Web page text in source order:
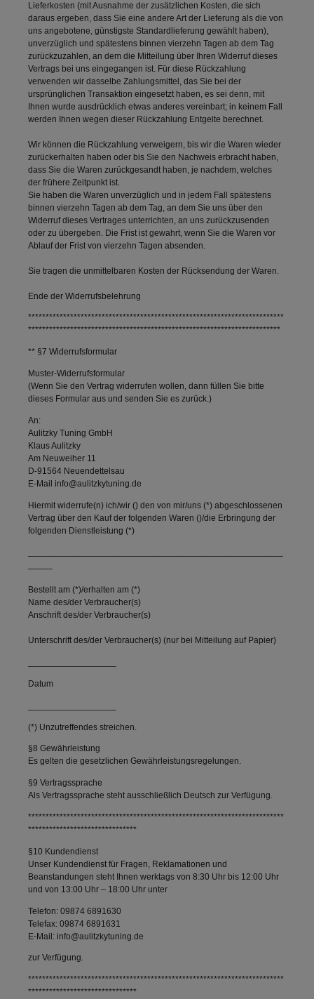
Lieferkosten (mit Ausnahme der zusätzlichen Kosten, die sich
daraus ergeben, dass Sie eine andere Art der Lieferung als die von
uns angebotene, günstigste Standardlieferung gewählt haben),
unverzüglich und spätestens binnen vierzehn Tagen ab dem Tag
zurückzuzahlen, an dem die Mitteilung über Ihren Widerruf dieses
Vertrags bei uns eingegangen ist. Für diese Rückzahlung
verwenden wir dasselbe Zahlungsmittel, das Sie bei der
ursprünglichen Transaktion eingesetzt haben, es sei denn, mit
Ihnen wurde ausdrücklich etwas anderes vereinbart; in keinem Fall
werden Ihnen wegen dieser Rückzahlung Entgelte berechnet.
Wir können die Rückzahlung verweigern, bis wir die Waren wieder
zurückerhalten haben oder bis Sie den Nachweis erbracht haben,
dass Sie die Waren zurückgesandt haben, je nachdem, welches
der frühere Zeitpunkt ist.
Sie haben die Waren unverzüglich und in jedem Fall spätestens
binnen vierzehn Tagen ab dem Tag, an dem Sie uns über den
Widerruf dieses Vertrages unterrichten, an uns zurückzusenden
oder zu übergeben. Die Frist ist gewahrt, wenn Sie die Waren vor
Ablauf der Frist von vierzehn Tagen absenden.
Sie tragen die unmittelbaren Kosten der Rücksendung der Waren.
Ende der Widerrufsbelehrung
*************************************************************************
************************************************************************
** §7 Widerrufsformular
Muster-Widerrufsformular
(Wenn Sie den Vertrag widerrufen wollen, dann füllen Sie bitte
dieses Formular aus und senden Sie es zurück.)
An:
Aulitzky Tuning GmbH
Klaus Aulitzky
Am Neuweiher 11
D-91564 Neuendettelsau
E-Mail info@aulitzkytuning.de
Hiermit widerrufe(n) ich/wir () den von mir/uns (*) abgeschlossenen
Vertrag über den Kauf der folgenden Waren ()/die Erbringung der
folgenden Dienstleistung (*)
Bestellt am (*)/erhalten am (*)
Name des/der Verbraucher(s)
Anschrift des/der Verbraucher(s)
Unterschrift des/der Verbraucher(s) (nur bei Mitteilung auf Papier)
Datum
(*) Unzutreffendes streichen.
§8 Gewährleistung
Es gelten die gesetzlichen Gewährleistungsregelungen.
§9 Vertragssprache
Als Vertragssprache steht ausschließlich Deutsch zur Verfügung.
*************************************************************************
*******************************
§10 Kundendienst
Unser Kundendienst für Fragen, Reklamationen und
Beanstandungen steht Ihnen werktags von 8:30 Uhr bis 12:00 Uhr
und von 13:00 Uhr – 18:00 Uhr unter
Telefon: 09874 6891630
Telefax: 09874 6891631
E-Mail: info@aulitzkytuning.de
zur Verfügung.
*************************************************************************
*******************************